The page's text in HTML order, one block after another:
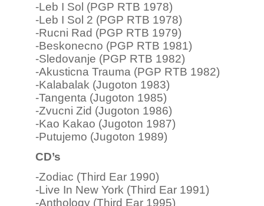
-Leb I Sol (PGP RTB 1978)
-Leb I Sol 2 (PGP RTB 1978)
-Rucni Rad (PGP RTB 1979)
-Beskonecno (PGP RTB 1981)
-Sledovanje (PGP RTB 1982)
-Akusticna Trauma (PGP RTB 1982)
-Kalabalak (Jugoton 1983)
-Tangenta (Jugoton 1985)
-Zvucni Zid (Jugoton 1986)
-Kao Kakao (Jugoton 1987)
-Putujemo (Jugoton 1989)
CD’s
-Zodiac (Third Ear 1990)
-Live In New York (Third Ear 1991)
-Anthology (Third Ear 1995)